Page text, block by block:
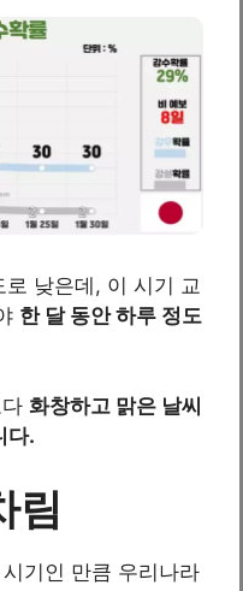
낮은데, 이 시기 교
한 달 동안 하루 정도
화창하고 맑은 날씨
다.
림
기인 만큼 우리나라